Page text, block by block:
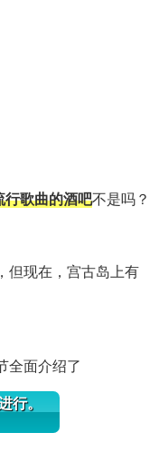
行歌曲的酒吧不是吗？
但现在，宫古岛上有
全面介绍了
行。